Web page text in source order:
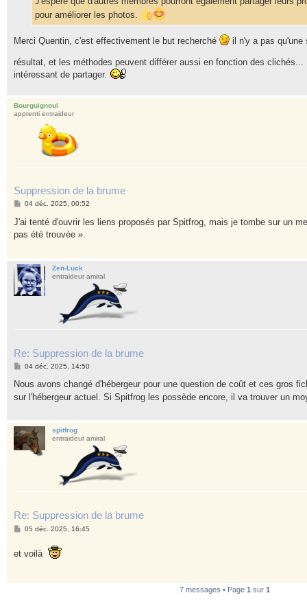
pour améliorer les photos.
Merci Quentin, c'est effectivement le but recherché il n'y a pas qu'une
résultat, et les méthodes peuvent différer aussi en fonction des clichés...
intéressant de partager.
Bourguignoul
apprenti entraideur
Suppression de la brume
M
s
a
04 déc. 2025, 00:52
J'ai tenté d'ouvrir les liens proposés par Spitfrog, mais je tombe sur un
pas été trouvée ».
Zen-Luck
entraideur amiral
Re: Suppression de la brume
M
s
a
04 déc. 2025, 14:50
Nous avons changé d'hébergeur pour une question de coût et ces gros
sur l'hébergeur actuel. Si Spitfrog les possède encore, il va trouver un
spitfrog
entraideur amiral
Re: Suppression de la brume
M
s
05 déc. 2025, 16:45
et voilà
7 messages • Page 1 sur 1